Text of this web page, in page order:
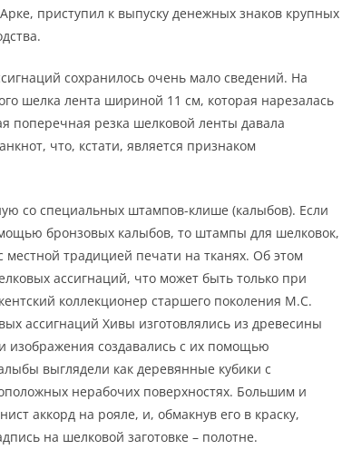
приступил к выпуску денежных знаков крупных
сохранилось очень мало сведений. На
шелка лента шириной 11 см, которая нарезалась
поперечная резка шелковой ленты давала
что, кстати, является признаком
со специальных штампов-клише (калыбов). Если
бронзовых калыбов, то штампы для шелковок,
местной традицией печати на тканях. Об этом
ассигнаций, что может быть только при
коллекционер старшего поколения М.С.
ассигнаций Хивы изготовлялись из древесины
изображения создавались с их помощью
выглядели как деревянные кубики с
нерабочих поверхностях. Большим и
аккорд на рояле, и, обмакнув его в краску,
на шелковой заготовке – полотне.